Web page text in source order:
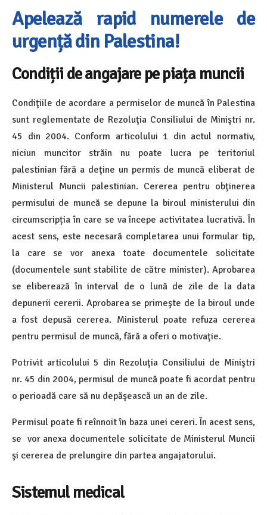
Apelează rapid numerele de
urgență din Palestina!
Condiții de angajare pe piața muncii
Condiţiile de acordare a permiselor de muncă în Palestina
sunt reglementate de Rezoluţia Consiliului de Miniştri nr.
45 din 2004. Conform articolului 1 din actul normativ,
niciun muncitor străin nu poate lucra pe teritoriul
palestinian fără a deţine un permis de muncă eliberat de
Ministerul Muncii palestinian. Cererea pentru obţinerea
permisului de muncă se depune la biroul ministerului din
circumscripția în care se va începe activitatea lucrativă. În
acest sens, este necesară completarea unui formular tip,
la care se vor anexa toate documentele solicitate
(documentele sunt stabilite de către minister). Aprobarea
se eliberează în interval de o lună de zile de la data
depunerii cererii. Aprobarea se primeşte de la biroul unde
a fost depusă cererea. Ministerul poate refuza cererea
pentru permisul de muncă, fără a oferi o motivaţie.
Potrivit articolului 5 din Rezoluţia Consiliului de Miniştri
nr. 45 din 2004, permisul de muncă poate fi acordat pentru
o perioadă care să nu depăşească un an de zile.
Permisul poate fi reînnoit în baza unei cereri. În acest sens,
se vor anexa documentele solicitate de Ministerul Muncii
şi cererea de prelungire din partea angajatorului.
Sistemul medical